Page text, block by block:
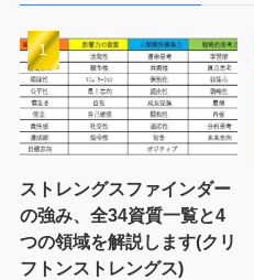
ストレングスファインダー
の強み、全34資質一覧と4
つの領域を解説します(クリ
フトンストレングス)